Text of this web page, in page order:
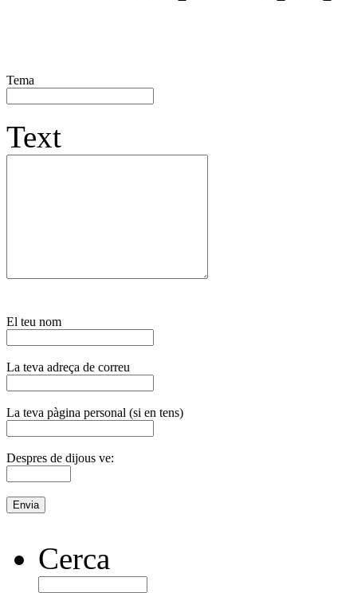
Tema
Text
El teu nom
La teva adreça de correu
La teva pàgina personal (si en tens)
Despres de dijous ve:
Cerca